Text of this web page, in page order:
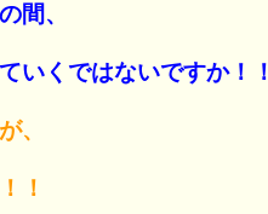
間、
いくではないですか！！
、
！